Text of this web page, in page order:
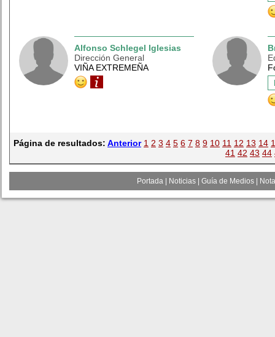
Alfonso Schlegel Iglesias
Dirección General
VIÑA EXTREMEÑA
Página de resultados: Anterior 1 2 3 4 5 6 7 8 9 10 11 12 13 14
41 42 43 44
Portada| Noticias| Guía de Medios|